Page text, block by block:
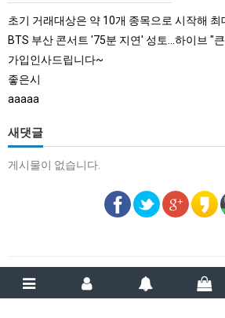
브
"큰
실
사
초기 거래대상은 약 10개 종목으로 시작해 최대 100개까지 확대할 방침이다. 구체적인 거래 대상 ETF는 아직 확정되지 않았지만, 시
BTS 부산 콘서트 '75분 지연' 성토…하이브 "
가입인사드립니다~
좋은시
aaaaa
새댓글
게시물이 없습니다.
smlee.gp@gmail.com